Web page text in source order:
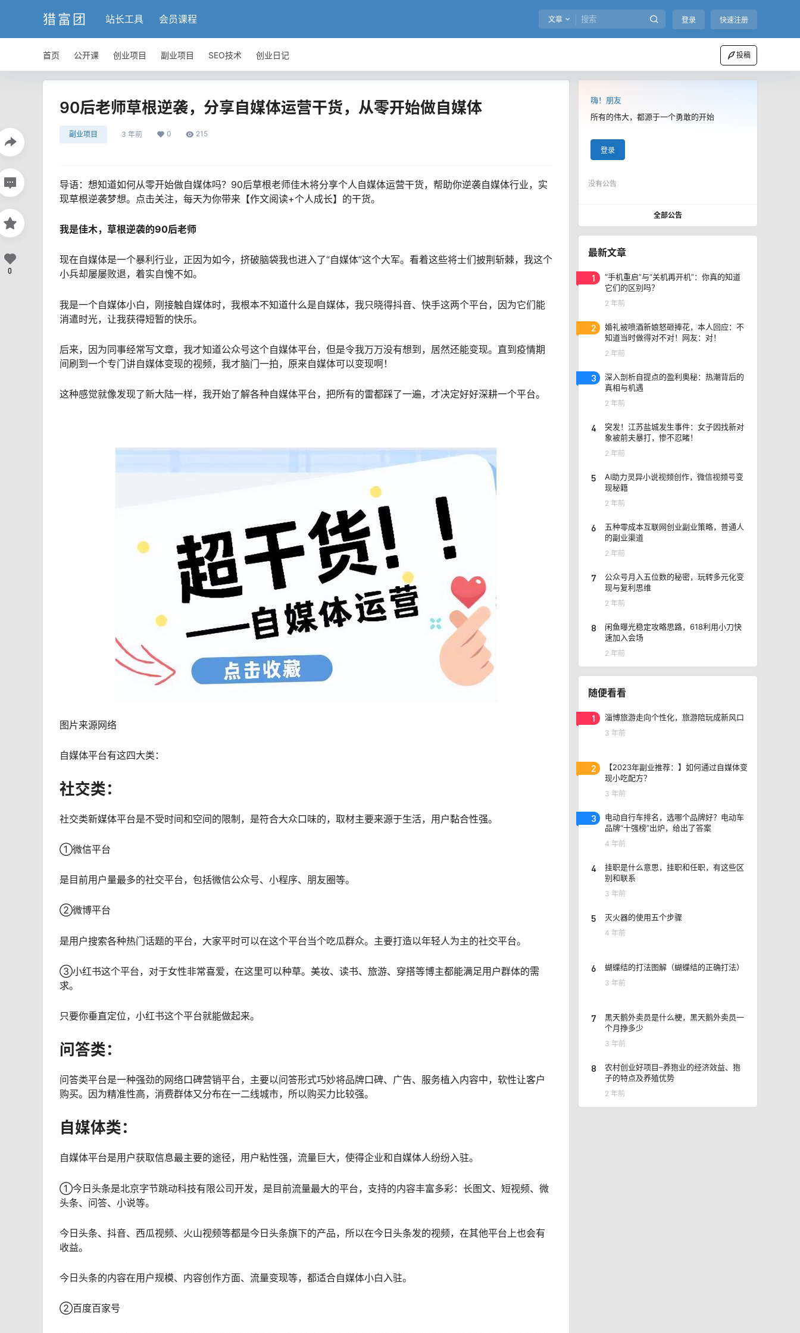
猎富团 站长工具 会员课程 文章 登录 快速注册
首页 公开课 创业项目 副业项目 SEO技术 创业日记 投稿
90后老师草根逆袭，分享自媒体运营干货，从零开始做自媒体
副业项目 3 年前 0 215
导语：想知道如何从零开始做自媒体吗？90后草根老师佳木将分享个人自媒体运营干货，帮助你逆袭自媒体行业，实
现草根逆袭梦想。点击关注，每天为你带来【作文阅读+个人成长】的干货。
我是佳木，草根逆袭的90后老师
现在自媒体是一个暴利行业，正因为如今，挤破脑袋我也进入了“自媒体”这个大军。看着这些将士们披荆斩棘，我这个
小兵却屡屡败退，着实自愧不如。
我是一个自媒体小白，刚接触自媒体时，我根本不知道什么是自媒体，我只晓得抖音、快手这两个平台，因为它们能
消遣时光，让我获得短暂的快乐。
后来，因为同事经常写文章，我才知道公众号这个自媒体平台，但是令我万万没有想到，居然还能变现。直到疫情期
间刷到一个专门讲自媒体变现的视频，我才脑门一拍，原来自媒体可以变现啊！
这种感觉就像发现了新大陆一样，我开始了解各种自媒体平台，把所有的雷都踩了一遍，才决定好好深耕一个平台。
图片来源网络
自媒体平台有这四大类：
社交类：
社交类新媒体平台是不受时间和空间的限制，是符合大众口味的，取材主要来源于生活，用户黏合性强。
①微信平台
是目前用户量最多的社交平台，包括微信公众号、小程序、朋友圈等。
②微博平台
是用户搜索各种热门话题的平台，大家平时可以在这个平台当个吃瓜群众。主要打造以年轻人为主的社交平台。
③小红书这个平台，对于女性非常喜爱，在这里可以种草。美妆、读书、旅游、穿搭等博主都能满足用户群体的需
求。
只要你垂直定位，小红书这个平台就能做起来。
问答类：
问答类平台是一种强劲的网络口碑营销平台，主要以问答形式巧妙将品牌口碑、广告、服务植入内容中，软性让客户
购买。因为精准性高，消费群体又分布在一二线城市，所以购买力比较强。
自媒体类：
自媒体平台是用户获取信息最主要的途径，用户粘性强，流量巨大，使得企业和自媒体人纷纷入驻。
①今日头条是北京字节跳动科技有限公司开发，是目前流量最大的平台，支持的内容丰富多彩：长图文、短视频、微
头条、问答、小说等。
今日头条、抖音、西瓜视频、火山视频等都是今日头条旗下的产品，所以在今日头条发的视频，在其他平台上也会有
收益。
今日头条的内容在用户规模、内容创作方面、流量变现等，都适合自媒体小白入驻。
②百度百家号
0
嗨！朋友
所有的伟大，都源于一个勇敢的开始
登录
没有公告
全部公告
最新文章
1
“手机重启”与“关机再开机”：你真的知道
它们的区别吗？
2 年前
2
婚礼被喷酒新娘怒砸捧花，本人回应：不
知道当时做得对不对！网友：对！
2 年前
3
深入剖析自提点的盈利奥秘：热潮背后的
真相与机遇
2 年前
4
突发！江苏盐城发生事件：女子因找新对
象被前夫暴打，惨不忍睹！
2 年前
5
AI助力灵异小说视频创作，微信视频号变
现秘籍
2 年前
6
五种零成本互联网创业副业策略，普通人
的副业渠道
2 年前
7
公众号月入五位数的秘密，玩转多元化变
现与复利思维
2 年前
8
闲鱼曝光稳定攻略思路，618利用小刀快
速加入会场
2 年前
随便看看
1 淄博旅游走向个性化，旅游陪玩成新风口
3 年前
2
【2023年副业推荐：】如何通过自媒体变
现小吃配方？
3 年前
3
电动自行车排名，选哪个品牌好？电动车
品牌“十强榜”出炉，给出了答案
4 年前
4
挂职是什么意思，挂职和任职，有这些区
别和联系
3 年前
5 灭火器的使用五个步骤
4 年前
6 蝴蝶结的打法图解（蝴蝶结的正确打法）
3 年前
7
黑天鹅外卖员是什么梗，黑天鹅外卖员一
个月挣多少
3 年前
8
农村创业好项目–养狍业的经济效益、狍
子的特点及养殖优势
2 年前